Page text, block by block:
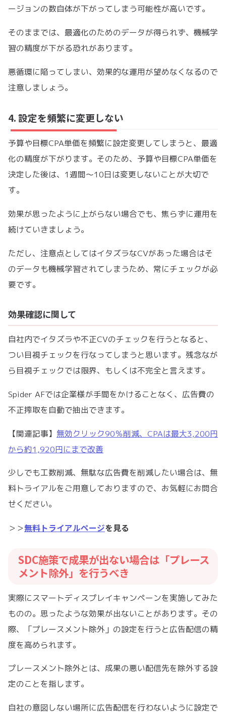
ージョンの数自体が下がってしまう可能性が高いです。
そのままでは、最適化のためのデータが得られず、機械学
習の精度が下がる恐れがあります。
悪循環に陥ってしまい、効果的な運用が望めなくなるので
注意しましょう。
4. 設定を頻繁に変更しない
予算や目標CPA単価を頻繁に設定変更してしまうと、最適
化の精度が下がります。そのため、予算や目標CPA単価を
決定した後は、1週間〜10日は変更しないことが大切で
す。
効果が思ったように上がらない場合でも、焦らずに運用を
続けていきましょう。
ただし、注意点としてはイタズラなCVがあった場合はそ
のデータも機械学習されてしまうため、常にチェックが必
要です。
効果確認に関して
自社内でイタズラや不正CVのチェックを行うとなると、
つい目視チェックを行なってしまうと思います。残念なが
ら目視チェックでは限界、もしくは不完全と言えます。
Spider AFでは企業様が手間をかけることなく、広告費の
不正搾取を自動で抽出できます。
【関連記事】 無効クリック90％削減、CPAは最大3,200円
から約1,920円にまで改善
少しでも工数削減、無駄な広告費を削減したい場合は、無
料トライアルをご用意しておりますので、お気軽にお問合
せください。
＞＞無料トライアルページを見る
SDC施策で成果が出ない場合は「プレース
メント除外」を行うべき
実際にスマートディスプレイキャンペーンを実施してみた
ものの。思ったような効果が出ないことがあります。その
際、「プレースメント除外」の設定を行うと広告配信の精
度を高められます。
プレースメント除外とは、成果の悪い配信先を除外する設
定のことを指します。
自社の意図しない場所に広告配信を行わないように設定で